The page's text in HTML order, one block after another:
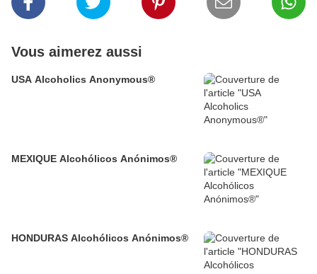
Vous aimerez aussi
USA Alcoholics Anonymous®
MEXIQUE Alcohólicos Anónimos®
HONDURAS Alcohólicos Anónimos®